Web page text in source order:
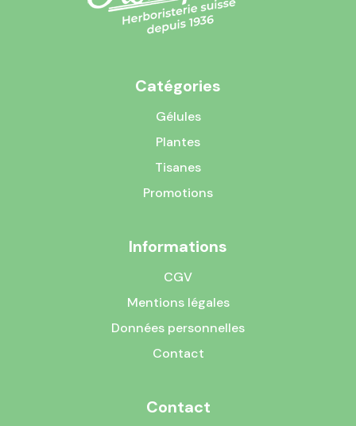
Catégories
Gélules
Plantes
Tisanes
Promotions
Informations
CGV
Mentions légales
Données personnelles
Contact
Contact